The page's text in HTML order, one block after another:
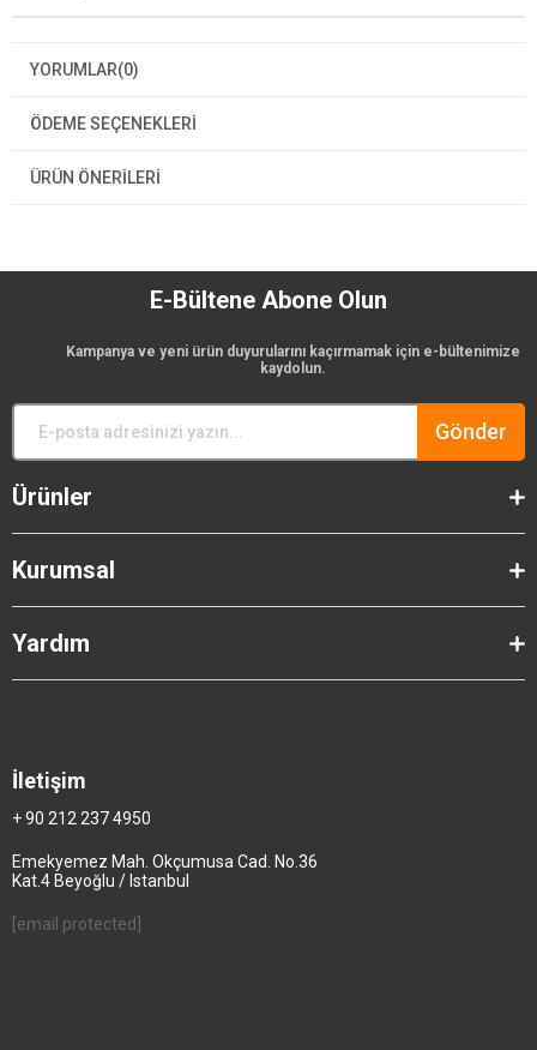
YORUMLAR(0)
ÖDEME SEÇENEKLERI
ÜRÜN ÖNERILERI
E-Bültene Abone Olun
Kampanya ve yeni ürün duyurularını kaçırmamak için e-bültenimize
kaydolun.
Gönder
Ürünler
Kurumsal
Yardım
İletişim
+ 90 212 237 4950
Emekyemez Mah. Okçumusa Cad. No.36
Kat.4 Beyoğlu / Istanbul
[email protected]